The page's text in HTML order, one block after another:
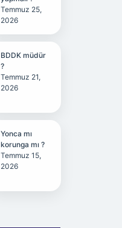
Temmuz 25,
2026
BDDK müdür
?
Temmuz 21,
2026
Yonca mı
korunga mı ?
Temmuz 15,
2026